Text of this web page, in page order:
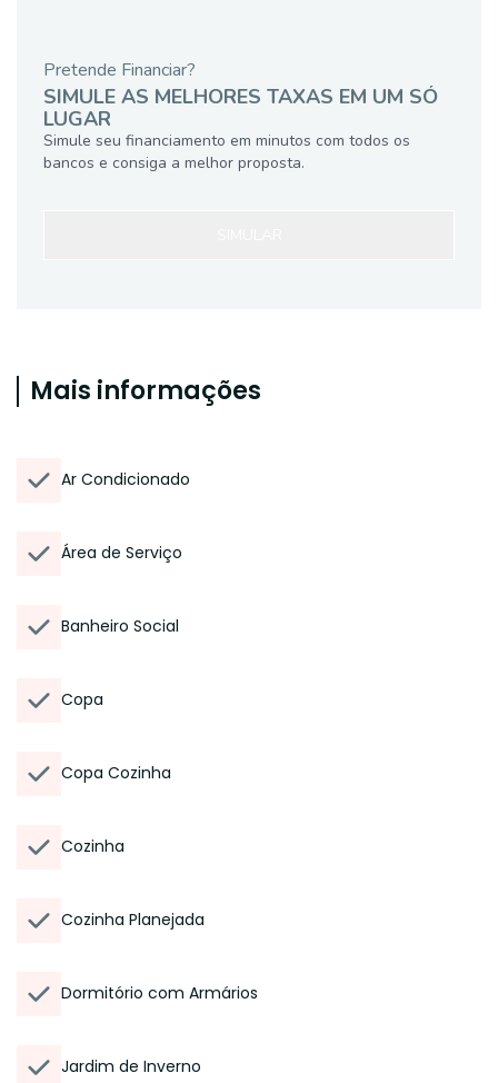
Pretende Financiar?
SIMULE AS MELHORES TAXAS EM UM SÓ
LUGAR
Simule seu financiamento em minutos com todos os
bancos e consiga a melhor proposta.
Mais informações
Ar Condicionado
Área de Serviço
Banheiro Social
Copa
Copa Cozinha
Cozinha
Cozinha Planejada
Dormitório com Armários
Jardim de Inverno